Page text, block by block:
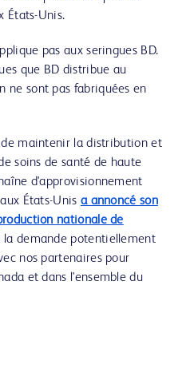
États-Unis.
pas aux seringues BD.
que BD distribue au
ne sont pas fabriquées en
maintenir la distribution et
soins de santé de haute
d'approvisionnement
États-Unis a annoncé son
nationale de
demande potentiellement
nos partenaires pour
et dans l'ensemble du